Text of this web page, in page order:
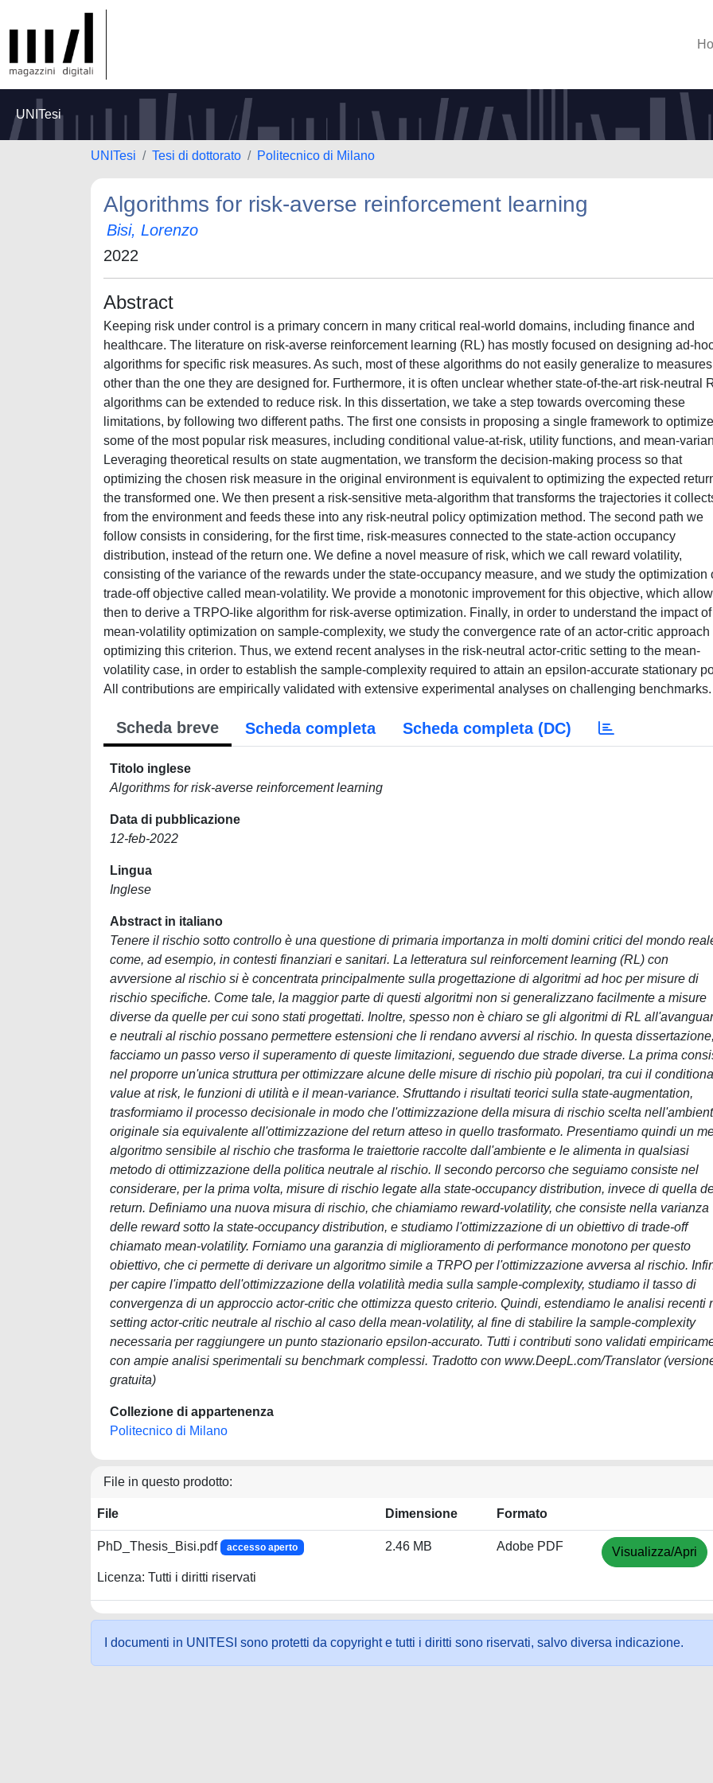
UNITesi
UNITesi Tesi di dottorato Politecnico di Milano
Algorithms for risk-averse reinforcement learning
Bisi, Lorenzo
2022
Abstract
Keeping risk under control is a primary concern in many critical real-world domains, including finance and
healthcare. The literature on risk-averse reinforcement learning (RL) has mostly focused on designing ad-
algorithms for specific risk measures. As such, most of these algorithms do not easily generalize to measures
other than the one they are designed for. Furthermore, it is often unclear whether state-of-the-art risk-neutral
algorithms can be extended to reduce risk. In this dissertation, we take a step towards overcoming these
limitations, by following two different paths. The first one consists in proposing a single framework to optimize
some of the most popular risk measures, including conditional value-at-risk, utility functions, and mean-
Leveraging theoretical results on state augmentation, we transform the decision-making process so that
optimizing the chosen risk measure in the original environment is equivalent to optimizing the expected
the transformed one. We then present a risk-sensitive meta-algorithm that transforms the trajectories it
from the environment and feeds these into any risk-neutral policy optimization method. The second path we
follow consists in considering, for the first time, risk-measures connected to the state-action occupancy
distribution, instead of the return one. We define a novel measure of risk, which we call reward volatility,
consisting of the variance of the rewards under the state-occupancy measure, and we study the optimization
trade-off objective called mean-volatility. We provide a monotonic improvement for this objective, which
then to derive a TRPO-like algorithm for risk-averse optimization. Finally, in order to understand the impact of
mean-volatility optimization on sample-complexity, we study the convergence rate of an actor-critic approach
optimizing this criterion. Thus, we extend recent analyses in the risk-neutral actor-critic setting to the mean-
volatility case, in order to establish the sample-complexity required to attain an epsilon-accurate stationary
All contributions are empirically validated with extensive experimental analyses on challenging benchmarks.
Scheda breve Scheda completa Scheda completa (DC)
Titolo inglese
Algorithms for risk-averse reinforcement learning
Data di pubblicazione
12-feb-2022
Lingua
Inglese
Abstract in italiano
Tenere il rischio sotto controllo è una questione di primaria importanza in molti domini critici del mondo
come, ad esempio, in contesti finanziari e sanitari. La letteratura sul reinforcement learning (RL) con
avversione al rischio si è concentrata principalmente sulla progettazione di algoritmi ad hoc per misure di
rischio specifiche. Come tale, la maggior parte di questi algoritmi non si generalizzano facilmente a misure
diverse da quelle per cui sono stati progettati. Inoltre, spesso non è chiaro se gli algoritmi di RL
e neutrali al rischio possano permettere estensioni che li rendano avversi al rischio. In questa dissertazione,
facciamo un passo verso il superamento di queste limitazioni, seguendo due strade diverse. La prima
nel proporre un'unica struttura per ottimizzare alcune delle misure di rischio più popolari, tra cui il
value at risk, le funzioni di utilità e il mean-variance. Sfruttando i risultati teorici sulla state-augmentation,
trasformiamo il processo decisionale in modo che l'ottimizzazione della misura di rischio scelta
originale sia equivalente all'ottimizzazione del return atteso in quello trasformato. Presentiamo quindi un
algoritmo sensibile al rischio che trasforma le traiettorie raccolte dall'ambiente e le alimenta in qualsiasi
metodo di ottimizzazione della politica neutrale al rischio. Il secondo percorso che seguiamo consiste nel
considerare, per la prima volta, misure di rischio legate alla state-occupancy distribution, invece di quella
return. Definiamo una nuova misura di rischio, che chiamiamo reward-volatility, che consiste nella varianza
delle reward sotto la state-occupancy distribution, e studiamo l'ottimizzazione di un obiettivo di trade-off
chiamato mean-volatility. Forniamo una garanzia di miglioramento di performance monotono per questo
obiettivo, che ci permette di derivare un algoritmo simile a TRPO per l'ottimizzazione avversa al rischio.
per capire l'impatto dell'ottimizzazione della volatilità media sulla sample-complexity, studiamo il tasso di
convergenza di un approccio actor-critic che ottimizza questo criterio. Quindi, estendiamo le analisi recenti
setting actor-critic neutrale al rischio al caso della mean-volatility, al fine di stabilire la sample-complexity
necessaria per raggiungere un punto stazionario epsilon-accurato. Tutti i contributi sono validati
con ampie analisi sperimentali su benchmark complessi. Tradotto con www.DeepL.com/Translator
gratuita)
Collezione di appartenenza
Politecnico di Milano
File in questo prodotto:
File Dimensione Formato
PhD_Thesis_Bisi.pdf accesso aperto
Licenza: Tutti i diritti riservati
2.46 MB Adobe PDF Visualizza/Apri
I documenti in UNITESI sono protetti da copyright e tutti i diritti sono riservati, salvo diversa indicazione.